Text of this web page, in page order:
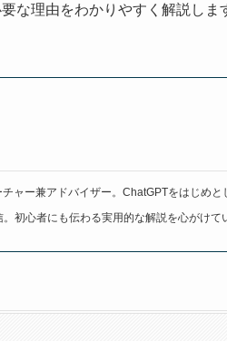
な理由をわかりやすく解説しま
ャー兼アドバイザー。ChatGPTをはじめ
初心者にも伝わる実用的な解説を心がけて